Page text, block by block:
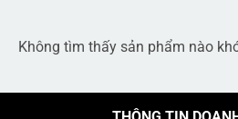
Không tìm thấy sản phẩm nào